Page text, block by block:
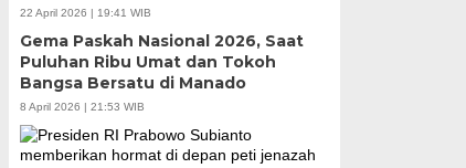
22 April 2026 | 19:41 WIB
Gema Paskah Nasional 2026, Saat
Puluhan Ribu Umat dan Tokoh
Bangsa Bersatu di Manado
8 April 2026 | 21:53 WIB